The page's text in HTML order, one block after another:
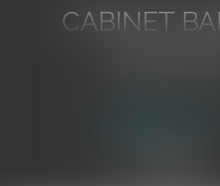
CABINET